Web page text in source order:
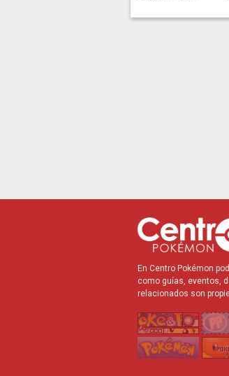
En Centro Pokémon
como guías, eventos,
relacionados son